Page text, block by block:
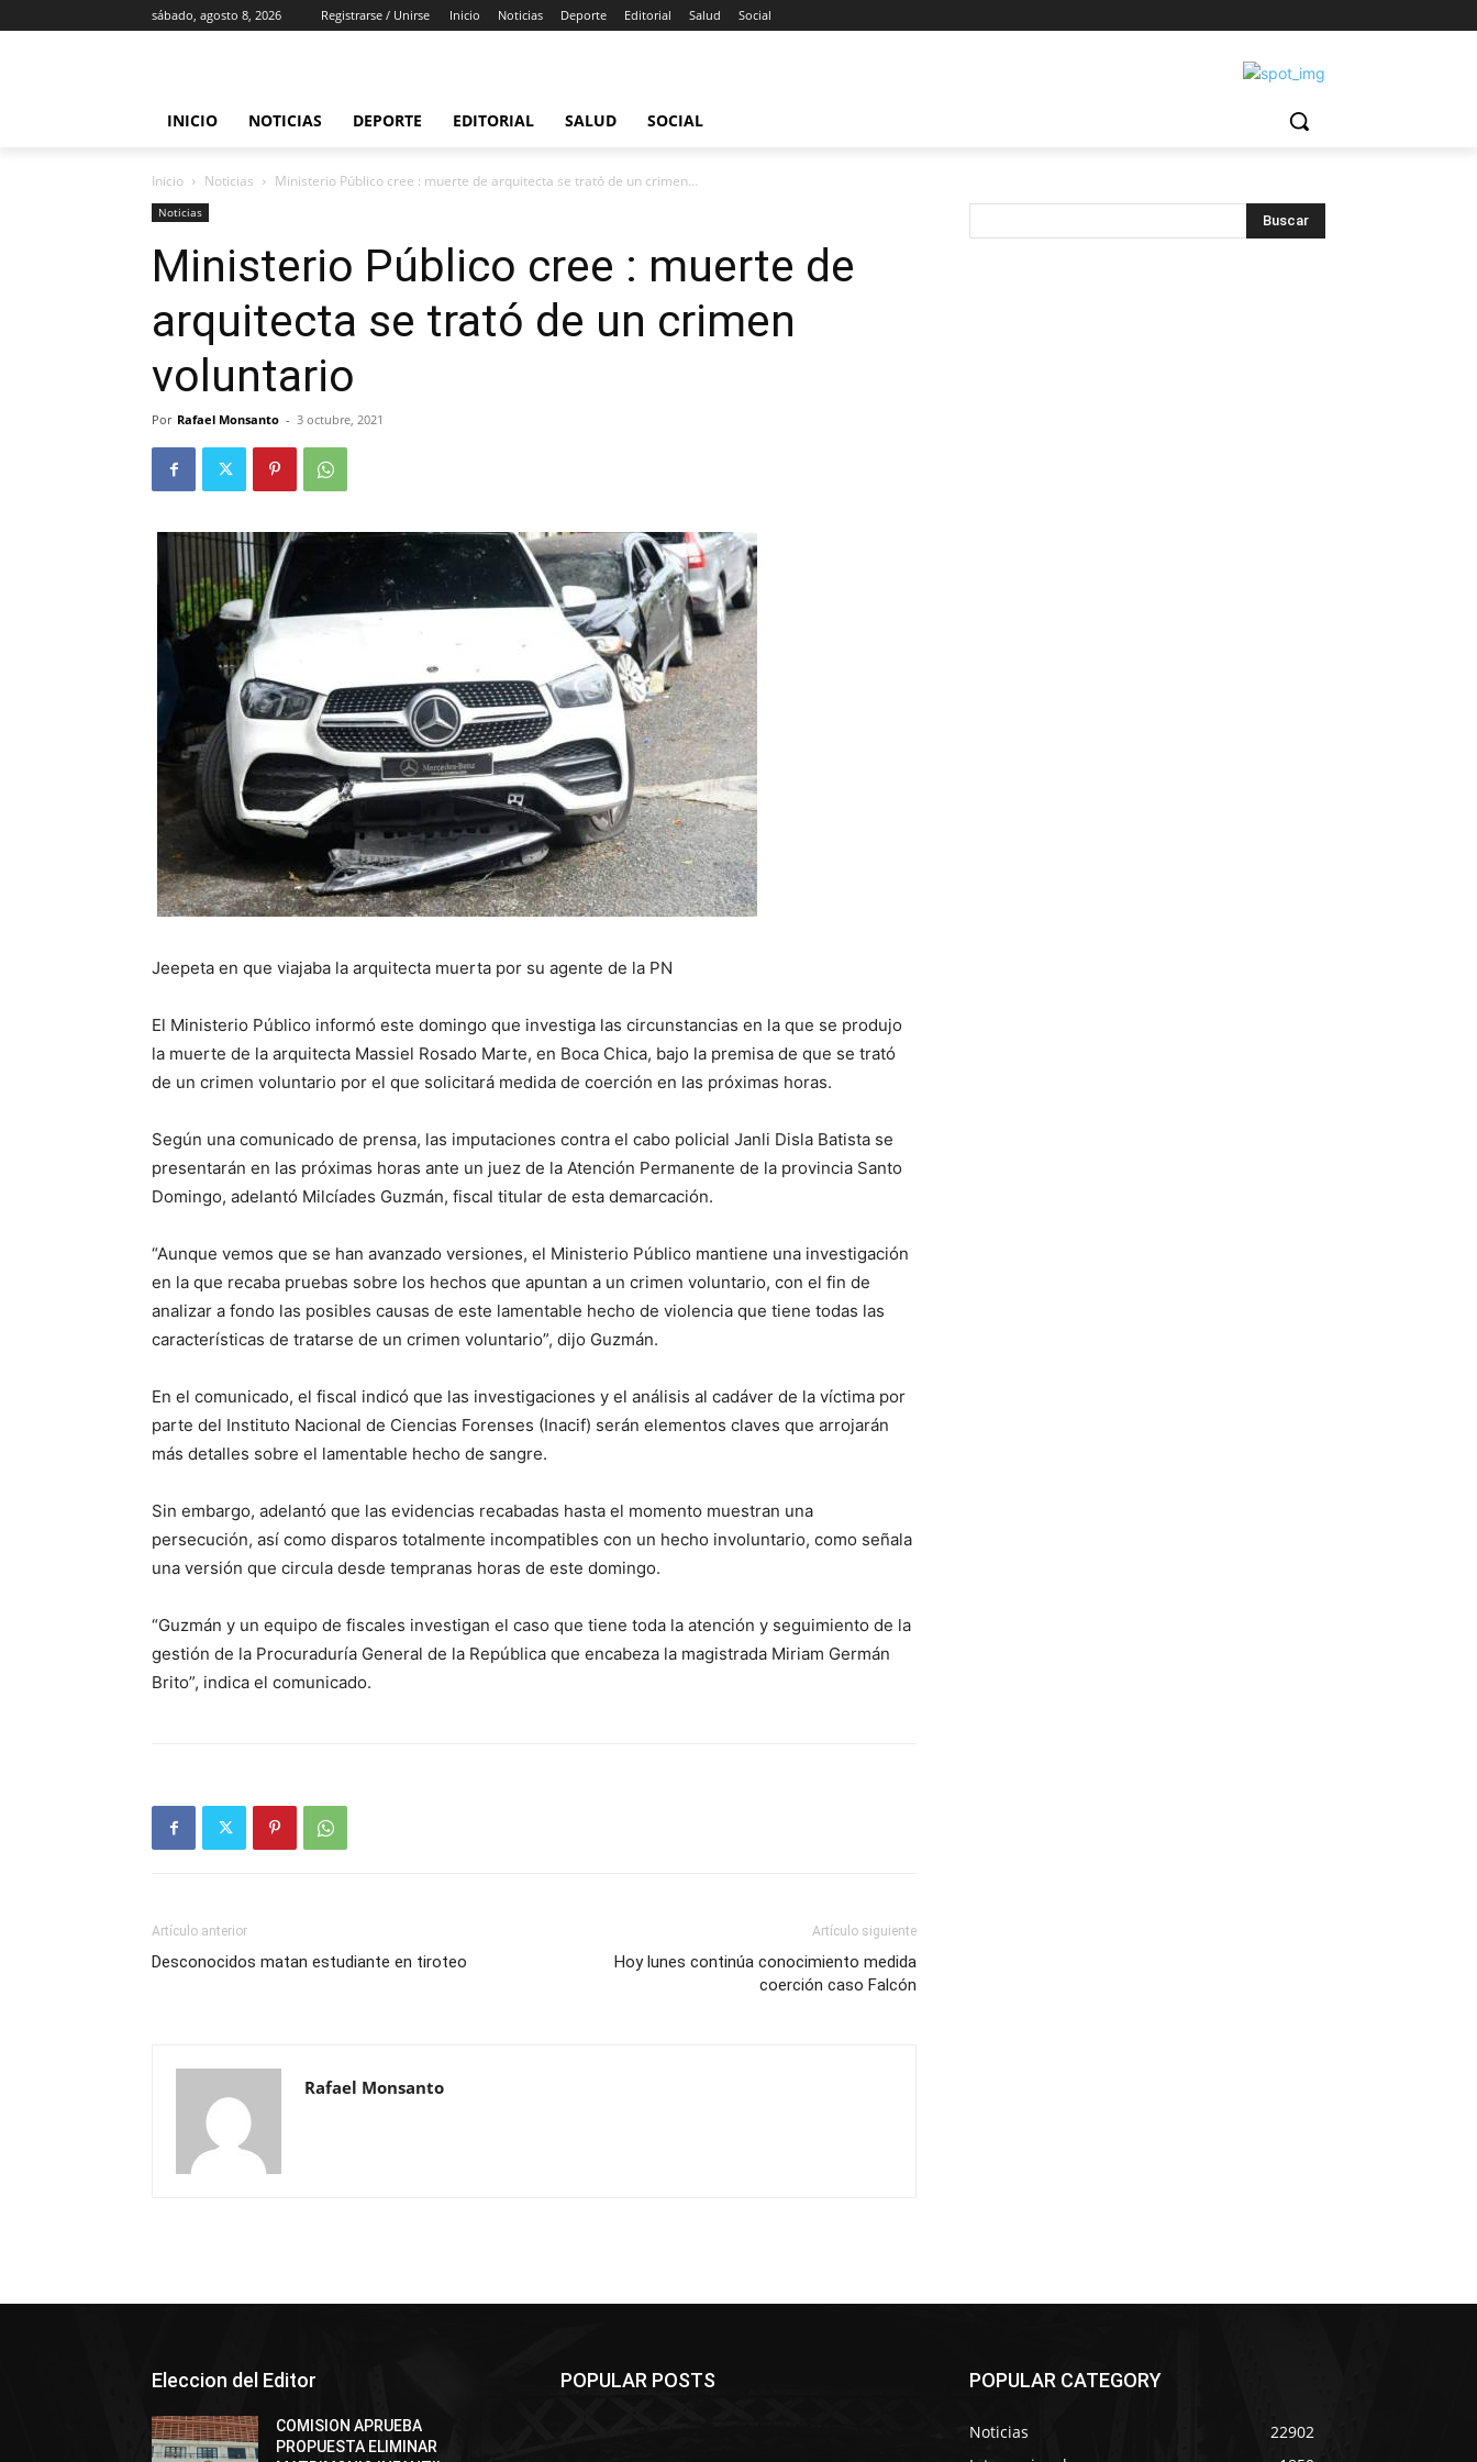
sábado, agosto 8, 2026 Registrarse / Unirse Inicio Noticias Deporte Editorial Salud Social
INICIO NOTICIAS DEPORTE EDITORIAL SALUD SOCIAL
Inicio Noticias Ministerio Público cree : muerte de arquitecta se trató de un crimen...
Noticias
Ministerio Público cree : muerte de
arquitecta se trató de un crimen
voluntario
Por Rafael Monsanto - 3 octubre, 2021
Jeepeta en que viajaba la arquitecta muerta por su agente de la PN
El Ministerio Público informó este domingo que investiga las circunstancias en la que se produjo
la muerte de la arquitecta Massiel Rosado Marte, en Boca Chica, bajo la premisa de que se trató
de un crimen voluntario por el que solicitará medida de coerción en las próximas horas.
Según una comunicado de prensa, las imputaciones contra el cabo policial Janli Disla Batista se
presentarán en las próximas horas ante un juez de la Atención Permanente de la provincia Santo
Domingo, adelantó Milcíades Guzmán, fiscal titular de esta demarcación.
“Aunque vemos que se han avanzado versiones, el Ministerio Público mantiene una investigación
en la que recaba pruebas sobre los hechos que apuntan a un crimen voluntario, con el fin de
analizar a fondo las posibles causas de este lamentable hecho de violencia que tiene todas las
características de tratarse de un crimen voluntario”, dijo Guzmán.
En el comunicado, el fiscal indicó que las investigaciones y el análisis al cadáver de la víctima por
parte del Instituto Nacional de Ciencias Forenses (Inacif) serán elementos claves que arrojarán
más detalles sobre el lamentable hecho de sangre.
Sin embargo, adelantó que las evidencias recabadas hasta el momento muestran una
persecución, así como disparos totalmente incompatibles con un hecho involuntario, como señala
una versión que circula desde tempranas horas de este domingo.
“Guzmán y un equipo de fiscales investigan el caso que tiene toda la atención y seguimiento de la
gestión de la Procuraduría General de la República que encabeza la magistrada Miriam Germán
Brito”, indica el comunicado.
Artículo anterior
Desconocidos matan estudiante en tiroteo
Artículo siguiente
Hoy lunes continúa conocimiento medida
coerción caso Falcón
Rafael Monsanto
Eleccion del Editor
COMISION APRUEBA
PROPUESTA ELIMINAR
POPULAR POSTS POPULAR CATEGORY
Noticias
22902